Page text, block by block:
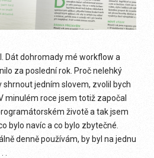
Dát dohromady mé workflow a
za poslední rok. Proč nelehký
shrnout jedním slovem, zvolil bych
minulém roce jsem totiž započal
životě a tak jsem
bylo navíc a co bylo zbytečné.
denně používám, by byl na jednu